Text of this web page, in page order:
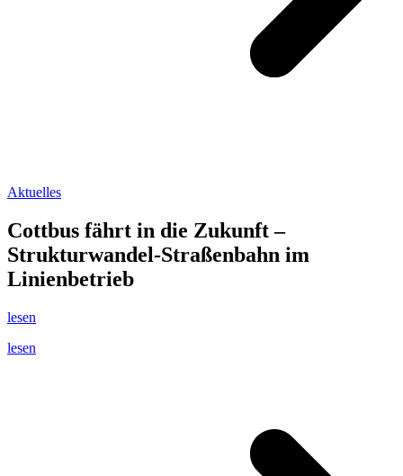
Aktuelles
Cottbus fährt in die Zukunft –
Strukturwandel-Straßenbahn im
Linienbetrieb
lesen
lesen